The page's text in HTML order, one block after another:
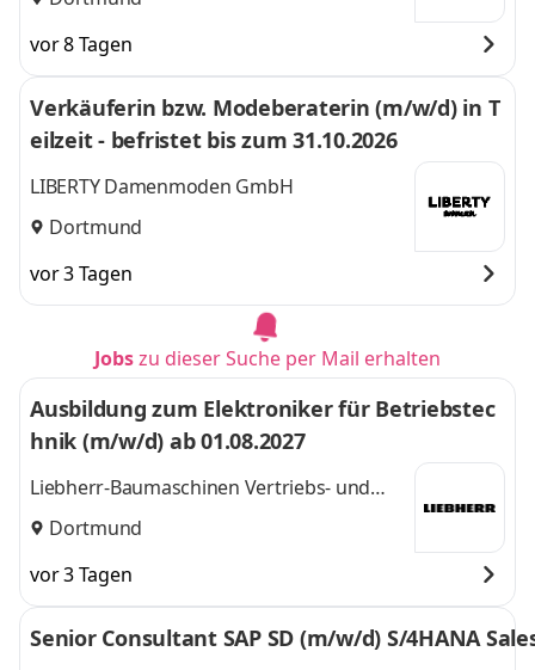
vor 8 Tagen
Verkäuferin bzw. Modeberaterin (m/w/d) in T
eilzeit - befristet bis zum 31.10.2026
LIBERTY Damenmoden GmbH
Dortmund
vor 3 Tagen
Jobszu dieser Suche per Mail erhalten
Ausbildung zum Elektroniker für Betriebstec
hnik (m/w/d) ab 01.08.2027
Liebherr-Baumaschinen Vertriebs- und
Service GmbH
Dortmund
vor 3 Tagen
Senior Consultant SAP SD (m/w/d) S/4HANA